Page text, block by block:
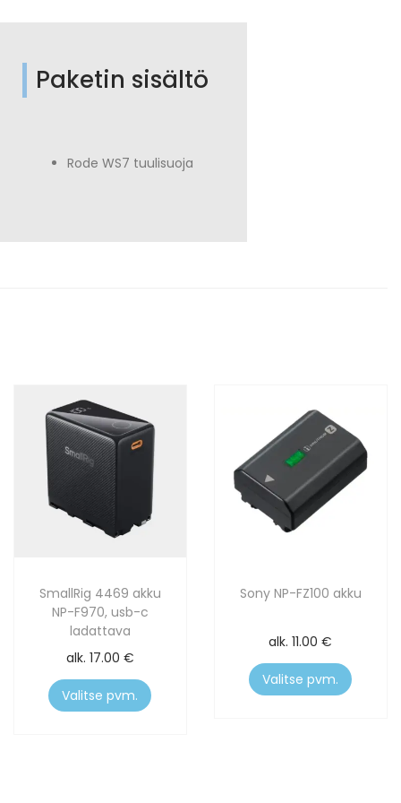
Paketin sisältö
Rode WS7 tuulisuoja
SmallRig 4469 akku
NP-F970, usb-c
ladattava
alk. 17.00 €
Valitse pvm.
Sony NP-FZ100 akku
alk.11.00€
Valitse pvm.